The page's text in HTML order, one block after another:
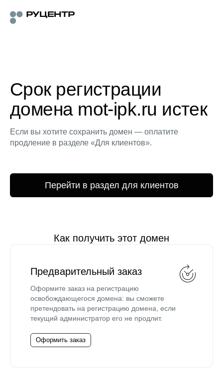
Срок регистрации
домена mot-ipk.ru истек
Если вы хотите сохранить домен — оплатите
продление в разделе «Для клиентов».
Перейти в раздел для клиентов
Как получить этот домен
Предварительный заказ
Оформите заказ на регистрацию
освобождающегося домена: вы сможете
претендовать на регистрацию домена, если
текущий администратор его не продлит.
Оформить заказ